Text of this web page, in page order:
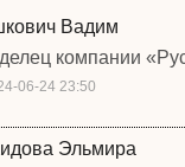
Вадим
компании
06-24 23:50
Эльмира